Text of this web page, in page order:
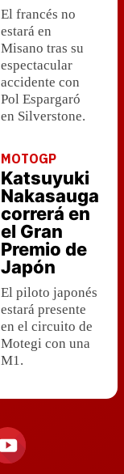
El francés no
estará en
Misano tras su
espectacular
accidente con
Pol Espargaró
en Silverstone.
MOTOGP
Katsuyuki
Nakasauga
correrá en
el Gran
Premio de
Japón
El piloto japonés
estará presente
en el circuito de
Motegi con una
M1.